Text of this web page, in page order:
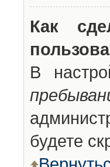
Как
В
будете